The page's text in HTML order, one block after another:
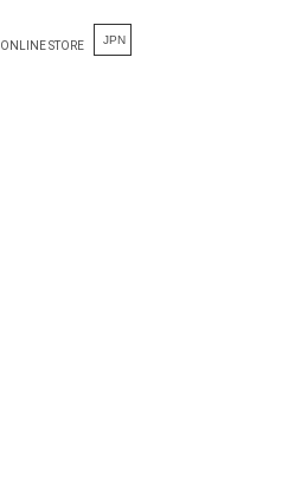
ONLINE STORE JPN